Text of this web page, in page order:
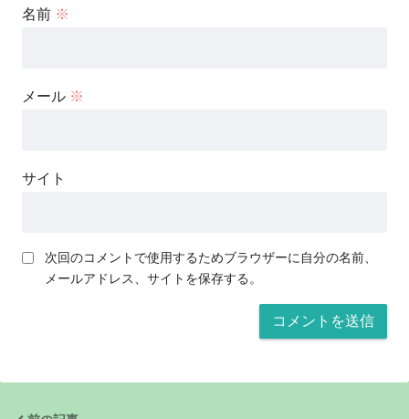
名前 ※
メール ※
サイト
次回のコメントで使用するためブラウザーに自分の名前、
メールアドレス、サイトを保存する。